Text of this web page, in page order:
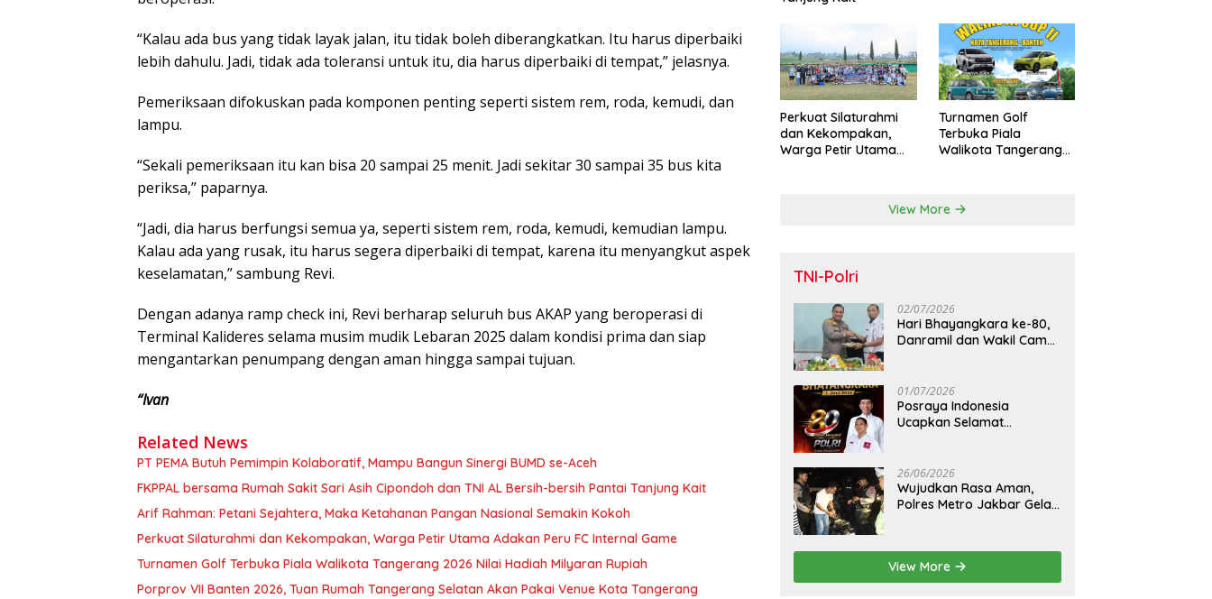
“Kalau ada bus yang tidak layak jalan, itu tidak boleh diberangkatkan. Itu harus diperbaiki
lebih dahulu. Jadi, tidak ada toleransi untuk itu, dia harus diperbaiki di tempat,” jelasnya.
Pemeriksaan difokuskan pada komponen penting seperti sistem rem, roda, kemudi, dan
lampu.
“Sekali pemeriksaan itu kan bisa 20 sampai 25 menit. Jadi sekitar 30 sampai 35 bus kita
periksa,” paparnya.
“Jadi, dia harus berfungsi semua ya, seperti sistem rem, roda, kemudi, kemudian lampu.
Kalau ada yang rusak, itu harus segera diperbaiki di tempat, karena itu menyangkut aspek
keselamatan,” sambung Revi.
Dengan adanya ramp check ini, Revi berharap seluruh bus AKAP yang beroperasi di
Terminal Kalideres selama musim mudik Lebaran 2025 dalam kondisi prima dan siap
mengantarkan penumpang dengan aman hingga sampai tujuan.
“Ivan
Related News
PT PEMA Butuh Pemimpin Kolaboratif, Mampu Bangun Sinergi BUMD se-Aceh
FKPPAL bersama Rumah Sakit Sari Asih Cipondoh dan TNI AL Bersih-bersih Pantai Tanjung Kait
Arif Rahman: Petani Sejahtera, Maka Ketahanan Pangan Nasional Semakin Kokoh
Perkuat Silaturahmi dan Kekompakan, Warga Petir Utama Adakan Peru FC Internal Game
Turnamen Golf Terbuka Piala Walikota Tangerang 2026 Nilai Hadiah Milyaran Rupiah
Porprov VII Banten 2026, Tuan Rumah Tangerang Selatan Akan Pakai Venue Kota Tangerang
Perkuat Silaturahmi
dan Kekompakan,
Warga Petir Utama
Turnamen Golf
Terbuka Piala
Walikota Tangerang
View More
TNI-Polri
02/07/2026
Hari Bhayangkara ke-80,
Danramil dan Wakil Camat
01/07/2026
Posraya Indonesia
Ucapkan Selamat
Polri Menjaga Kamtibmas
26/06/2026
Wujudkan Rasa Aman,
Polres Metro Jakbar Gelar
View More